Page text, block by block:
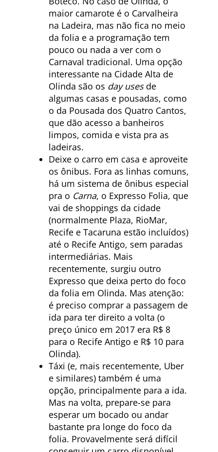
maior camarote é o Carvalheira
na Ladeira, mas não fica no meio
da folia e a programação tem
pouco ou nada a ver com o
Carnaval tradicional. Uma opção
interessante na Cidade Alta de
Olinda são os day usesde
algumas casas e pousadas, como
o da Pousada dos Quatro Cantos,
que dão acesso a banheiros
limpos, comida e vista pra as
ladeiras.
Deixe o carro em casa e aproveite
os ônibus. Fora as linhas comuns,
há um sistema de ônibus especial
pra o Carna, o Expresso Folia, que
vai de shoppings da cidade
(normalmente Plaza, RioMar,
Recife e Tacaruna estão incluídos)
até o Recife Antigo, sem paradas
intermediárias. Mais
recentemente, surgiu outro
Expresso que deixa perto do foco
da folia em Olinda. Mas atenção:
é preciso comprar a passagem de
ida para ter direito a volta (o
preço único em 2017 era R$ 8
para o Recife Antigo e R$ 10 para
Olinda).
Táxi (e, mais recentemente, Uber
e similares) também é uma
opção, principalmente para a ida.
Mas na volta, prepare-se para
esperar um bocado ou andar
bastante pra longe do foco da
folia. Provavelmente será difícil